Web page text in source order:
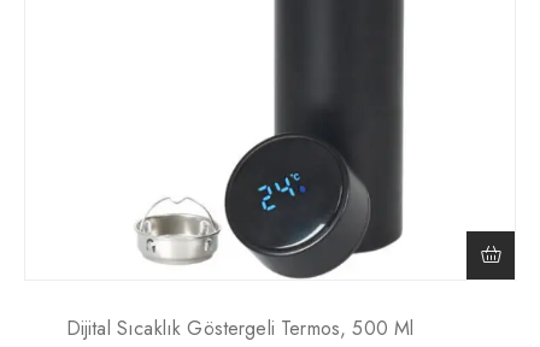
Dijital Sıcaklık Göstergeli Termos, 500 Ml